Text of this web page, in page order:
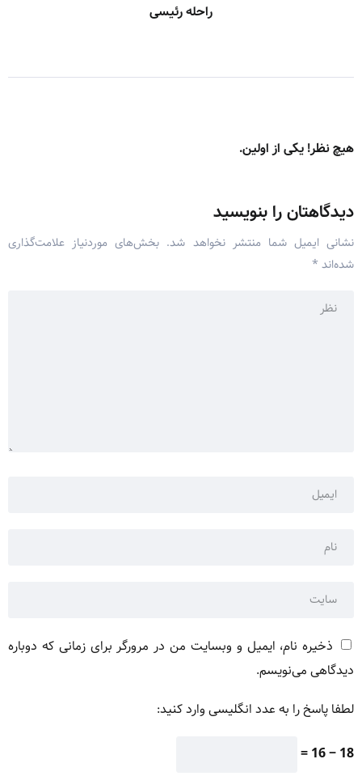
راحله رئیسی
هیچ نظر! یکی از اولین.
دیدگاهتان را بنویسید
نشانی ایمیل شما منتشر نخواهد شد. بخش‌های موردنیاز علامت‌گذاری
شده‌اند *
ذخیره نام، ایمیل و وبسایت من در مرورگر برای زمانی که دوباره
دیدگاهی می‌نویسم.
لطفا پاسخ را به عدد انگلیسی وارد کنید:
18 − 16 =